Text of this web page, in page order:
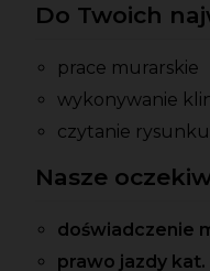
Do Twoich
prace murarskie
wykonywanie
czytanie
Nasze
doświadczenie
prawo jazdy kat.